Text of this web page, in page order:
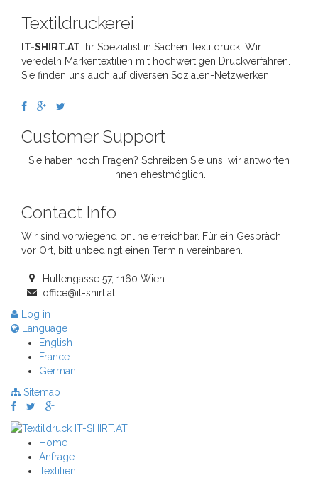
Textildruckerei
IT-SHIRT.AT Ihr Spezialist in Sachen Textildruck. Wir
veredeln Markentextilien mit hochwertigen Druckverfahren.
Sie finden uns auch auf diversen Sozialen-Netzwerken.
Customer Support
Sie haben noch Fragen? Schreiben Sie uns, wir antworten
Ihnen ehestmöglich.
Contact Info
Wir sind vorwiegend online erreichbar. Für ein Gespräch
vor Ort, bitt unbedingt einen Termin vereinbaren.
Huttengasse 57, 1160 Wien
office@it-shirt.at
Log in
Language
English
France
German
Sitemap
Home
Anfrage
Textilien